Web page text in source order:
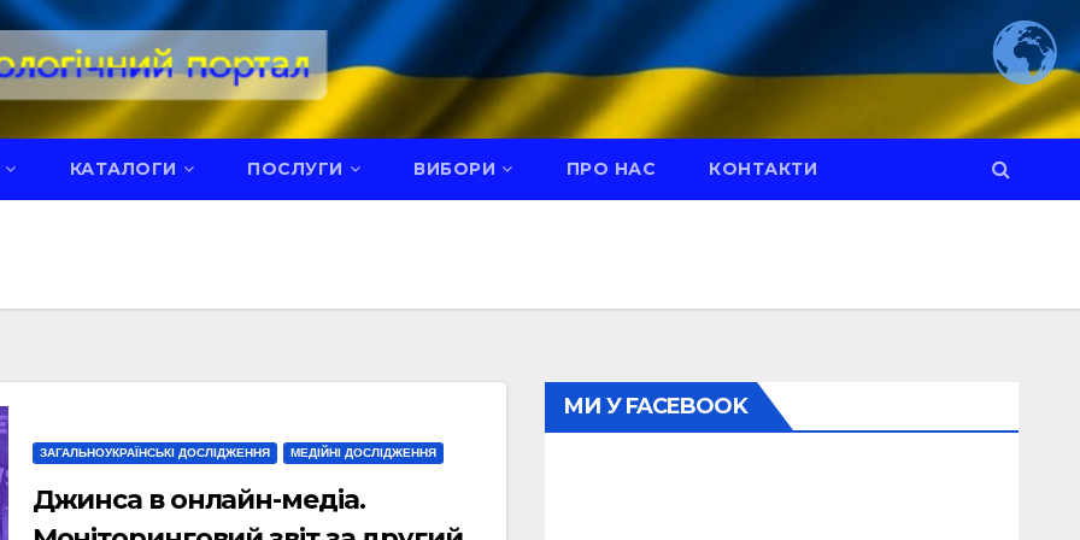
КАТАЛОГИ ПОСЛУГИ ВИБОРИ ПРО НАС КОНТАКТИ
ЗАГАЛЬНОУКРАЇНСЬКІ ДОСЛІДЖЕННЯ МЕДІЙНІ ДОСЛІДЖЕННЯ
Джинса в онлайн-медіа.
МИ У FACEBOOK